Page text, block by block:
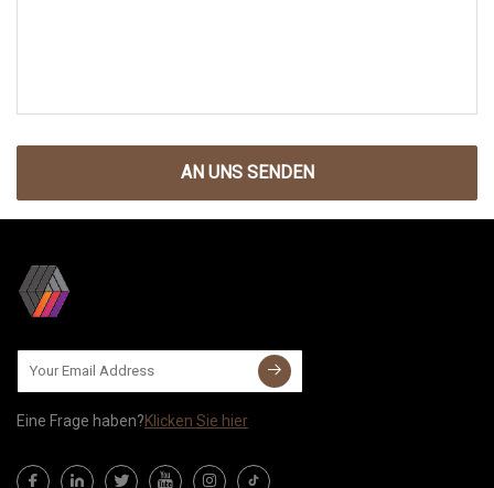
AN UNS SENDEN
Eine Frage haben?Klicken Sie hier